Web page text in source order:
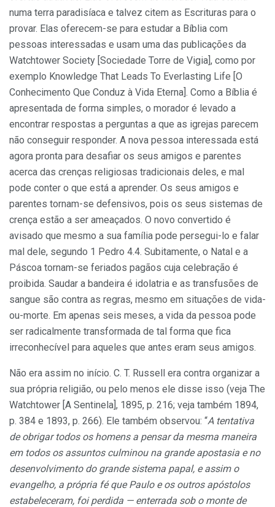
numa terra paradisíaca e talvez citem as Escrituras para o
provar. Elas oferecem-se para estudar a Bíblia com
pessoas interessadas e usam uma das publicações da
Watchtower Society [Sociedade Torre de Vigia], como por
exemplo Knowledge That Leads To Everlasting Life [O
Conhecimento Que Conduz à Vida Eterna]. Como a Bíblia é
apresentada de forma simples, o morador é levado a
encontrar respostas a perguntas a que as igrejas parecem
não conseguir responder. A nova pessoa interessada está
agora pronta para desafiar os seus amigos e parentes
acerca das crenças religiosas tradicionais deles, e mal
pode conter o que está a aprender. Os seus amigos e
parentes tornam-se defensivos, pois os seus sistemas de
crença estão a ser ameaçados. O novo convertido é
avisado que mesmo a sua família pode persegui-lo e falar
mal dele, segundo 1 Pedro 4.4. Subitamente, o Natal e a
Páscoa tornam-se feriados pagãos cuja celebração é
proibida. Saudar a bandeira é idolatria e as transfusões de
sangue são contra as regras, mesmo em situações de vida-
ou-morte. Em apenas seis meses, a vida da pessoa pode
ser radicalmente transformada de tal forma que fica
irreconhecível para aqueles que antes eram seus amigos.
Não era assim no início. C. T. Russell era contra organizar a
sua própria religião, ou pelo menos ele disse isso (veja The
Watchtower [A Sentinela], 1895, p. 216; veja também 1894,
p. 384 e 1893, p. 266). Ele também observou: “A tentativa
de obrigar todos os homens a pensar da mesma maneira
em todos os assuntos culminou na grande apostasia e no
desenvolvimento do grande sistema papal, e assim o
evangelho, a própria fé que Paulo e os outros apóstolos
estabeleceram, foi perdida — enterrada sob o monte de